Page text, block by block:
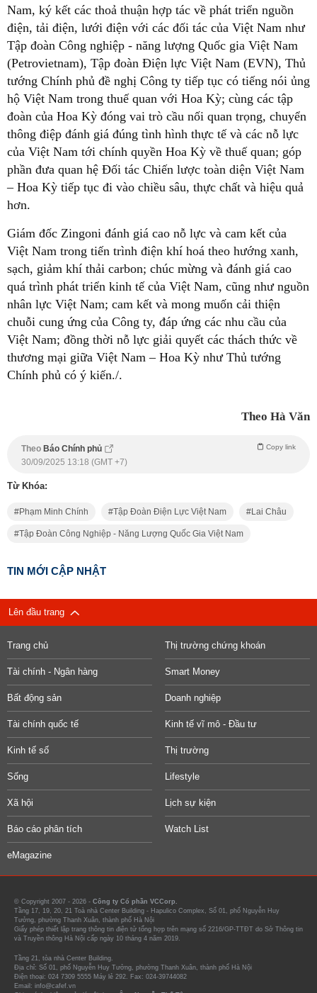
Nam, ký kết các thoả thuận hợp tác về phát triển nguồn
điện, tải điện, lưới điện với các đối tác của Việt Nam như
Tập đoàn Công nghiệp - năng lượng Quốc gia Việt Nam
(Petrovietnam), Tập đoàn Điện lực Việt Nam (EVN), Thủ
tướng Chính phủ đề nghị Công ty tiếp tục có tiếng nói ủng
hộ Việt Nam trong thuế quan với Hoa Kỳ; cùng các tập
đoàn của Hoa Kỳ đóng vai trò cầu nối quan trọng, chuyển
thông điệp đánh giá đúng tình hình thực tế và các nỗ lực
của Việt Nam tới chính quyền Hoa Kỳ về thuế quan; góp
phần đưa quan hệ Đối tác Chiến lược toàn diện Việt Nam
– Hoa Kỳ tiếp tục đi vào chiều sâu, thực chất và hiệu quả
hơn.
Giám đốc Zingoni đánh giá cao nỗ lực và cam kết của
Việt Nam trong tiến trình điện khí hoá theo hướng xanh,
sạch, giảm khí thải carbon; chúc mừng và đánh giá cao
quá trình phát triển kinh tế của Việt Nam, cũng như nguồn
nhân lực Việt Nam; cam kết và mong muốn cải thiện
chuỗi cung ứng của Công ty, đáp ứng các nhu cầu của
Việt Nam; đồng thời nỗ lực giải quyết các thách thức về
thương mại giữa Việt Nam – Hoa Kỳ như Thủ tướng
Chính phủ có ý kiến./.
Theo Hà Văn
Theo Báo Chính phủ Copy link
30/09/2025 13:18 (GMT +7)
Từ Khóa:
Phạm Minh Chính Tập Đoàn Điện Lực Việt Nam Lai Châu
Tập Đoàn Công Nghiệp - Năng Lượng Quốc Gia Việt Nam
TIN MỚI CẬP NHẬT
Lên đầu trang
Trang chủ Thị trường chứng khoán
Tài chính - Ngân hàng Smart Money
Bất động sản Doanh nghiệp
Tài chính quốc tế Kinh tế vĩ mô - Đầu tư
Kinh tế số Thị trường
Sống Lifestyle
Xã hội Lịch sự kiện
Báo cáo phân tích Watch List
eMagazine
© Copyright 2007 - 2026 - Công ty Cổ phần VCCorp.
Tầng 17, 19, 20, 21 Toà nhà Center Building - Hapulico Complex, Số 01, phố Nguyễn Huy
Tưởng, phường Thanh Xuân, thành phố Hà Nội
Giấy phép thiết lập trang thông tin điện tử tổng hợp trên mạng số 2216/GP-TTĐT do Sở Thông tin
và Truyền thông Hà Nội cấp ngày 10 tháng 4 năm 2019.
Tầng 21, tòa nhà Center Building.
Địa chỉ: Số 01, phố Nguyễn Huy Tưởng, phường Thanh Xuân, thành phố Hà Nội
Điện thoại: 024 7309 5555 Máy lẻ 292. Fax: 024-39744082
Email: info@cafef.vn